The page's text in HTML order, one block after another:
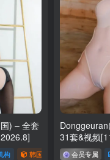
) – 全套
构 韩国（korea） #
31套&视频
会员专属